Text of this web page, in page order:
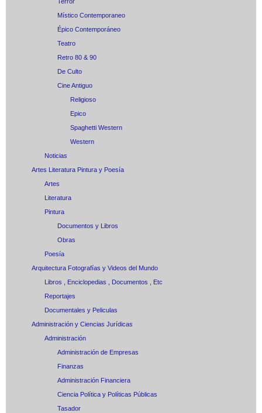
Místico Contemporaneo
Épico Contemporáneo
Teatro
Retro 80 & 90
De Culto
Cine Antiguo
Religioso
Epico
Spaghetti Western
Western
Noticias
Artes Literatura Pintura y Poesía
Artes
Literatura
Pintura
Documentos y Libros
Obras
Poesía
Arquitectura Fotografías y Videos del Mundo
Libros , Enciclopedias , Documentos , Etc
Reportajes
Documentales y Peliculas
Administración y Ciencias Jurídicas
Administración
Administración de Empresas
Finanzas
Administración Financiera
Ciencia Política y Políticas Públicas
Tasador